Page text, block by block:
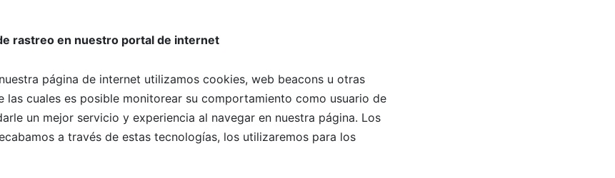
rastreo en nuestro portal de internet
página de internet utilizamos cookies, web beacons u otras
las cuales es posible monitorear su comportamiento como usuario de
un mejor servicio y experiencia al navegar en nuestra página. Los
a través de estas tecnologías, los utilizaremos para los